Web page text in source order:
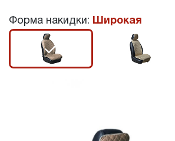
Форма накидки: Широкая
r